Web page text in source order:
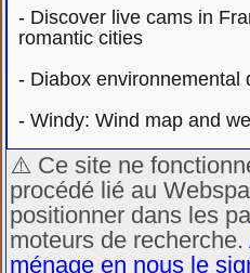
- Discover live cams in
romantic cities
- Diabox environnemental
-Windy: Wind map and
⚠️ Ce site ne
procédé lié au
positionner dans les
moteurs de recherche.
ménage en nous le